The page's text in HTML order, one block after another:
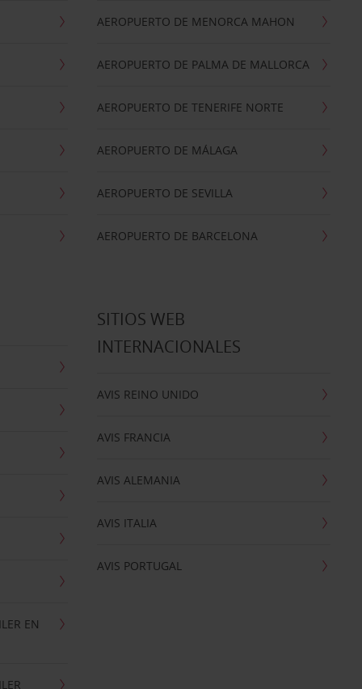
AEROPUERTO DE MENORCA MAHON
AEROPUERTO DE PALMA DE MALLORCA
AEROPUERTO DE TENERIFE NORTE
AEROPUERTO DE MÁLAGA
AEROPUERTO DE SEVILLA
AEROPUERTO DE BARCELONA
EN
SITIOS WEB
INTERNACIONALES
AVIS REINO UNIDO
AVIS FRANCIA
AVIS ALEMANIA
AVIS ITALIA
AVIS PORTUGAL